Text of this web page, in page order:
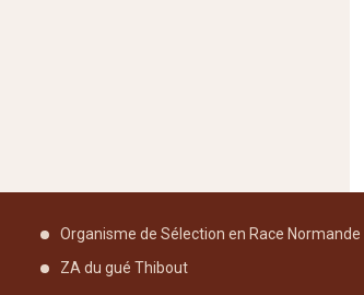
Organisme de Sélection en Race Normande
ZA du gué Thibout